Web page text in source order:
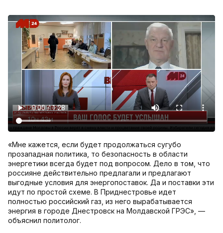
«Мне кажется, если будет продолжаться сугубо
прозападная политика, то безопасность в области
энергетики всегда будет под вопросом. Дело в том, что
россияне действительно предлагали и предлагают
выгодные условия для энергопоставок. Да и поставки эти
идут по простой схеме. В Приднестровье идет
полностью российский газ, из него вырабатывается
энергия в городе Днестровск на Молдавской ГРЭС», —
объяснил политолог.